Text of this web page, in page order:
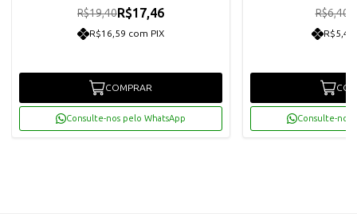
R$19,40R$17,46
R$16,59 com PIX
COMPRAR
Consulte-nos pelo WhatsApp
R$6,40
R$5,47
Consulte-nos